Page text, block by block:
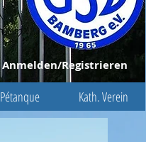
Anmelden/Registrieren
Pétanque Kath. Verein